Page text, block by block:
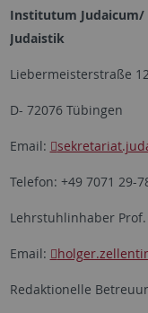
Institutum Judaicum/
Judaistik
Liebermeisterstraße
D- 72076 Tübingen
Email:
Telefon: +49 7071 29-
Lehrstuhlinhaber
Email:
Redaktionelle